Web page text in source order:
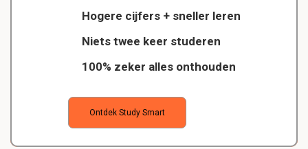
Hogere cijfers + sneller leren
Niets twee keer studeren
100% zeker alles onthouden
Ontdek Study Smart